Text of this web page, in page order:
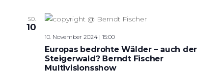
SO.
10
10. November 2024 | 15:00
Europas bedrohte Wälder – auch der
Steigerwald? Berndt Fischer
Multivisionsshow